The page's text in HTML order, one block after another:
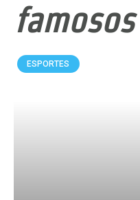
famosos
ESPORTES